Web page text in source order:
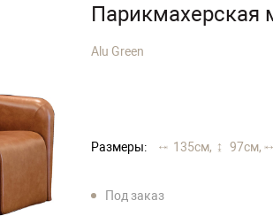
Парикмахерская
Alu Green
Размеры: 135 см, 97 см,
Под заказ